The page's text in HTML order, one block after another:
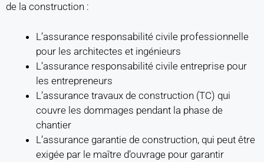
de la construction :
L’assurance responsabilité civile professionnelle
pour les architectes et ingénieurs
L’assurance responsabilité civile entreprise pour
les entrepreneurs
L’assurance travaux de construction (TC) qui
couvre les dommages pendant la phase de
chantier
L’assurance garantie de construction, qui peut être
exigée par le maître d’ouvrage pour garantir